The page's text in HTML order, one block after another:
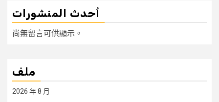
أحدث المنشورات
尚無留言可供顯示。
ملف
2026 年 8 月